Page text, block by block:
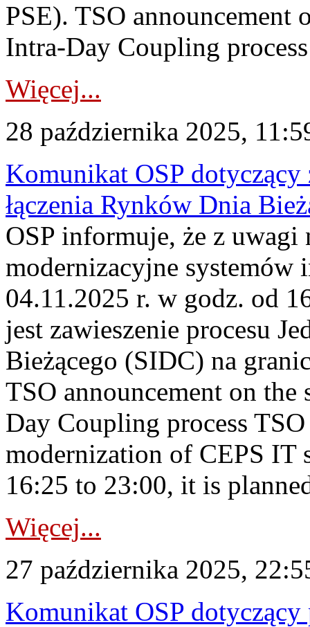
PSE). TSO announcement
Intra-Day Coupling
Więcej...
28 października 2025,
Komunikat OSP dotyczący
łączenia Rynków Dnia
OSP informuje, że z uwagi
modernizacyjne
04.11.2025 r. w godz. od
jest zawieszenie procesu
Bieżącego (SIDC) na
TSO announcement on
Day Coupling process
modernization of CEPS IT
16:25 to 23:00, it is
Więcej...
27 października 2025,
Komunikat OSP